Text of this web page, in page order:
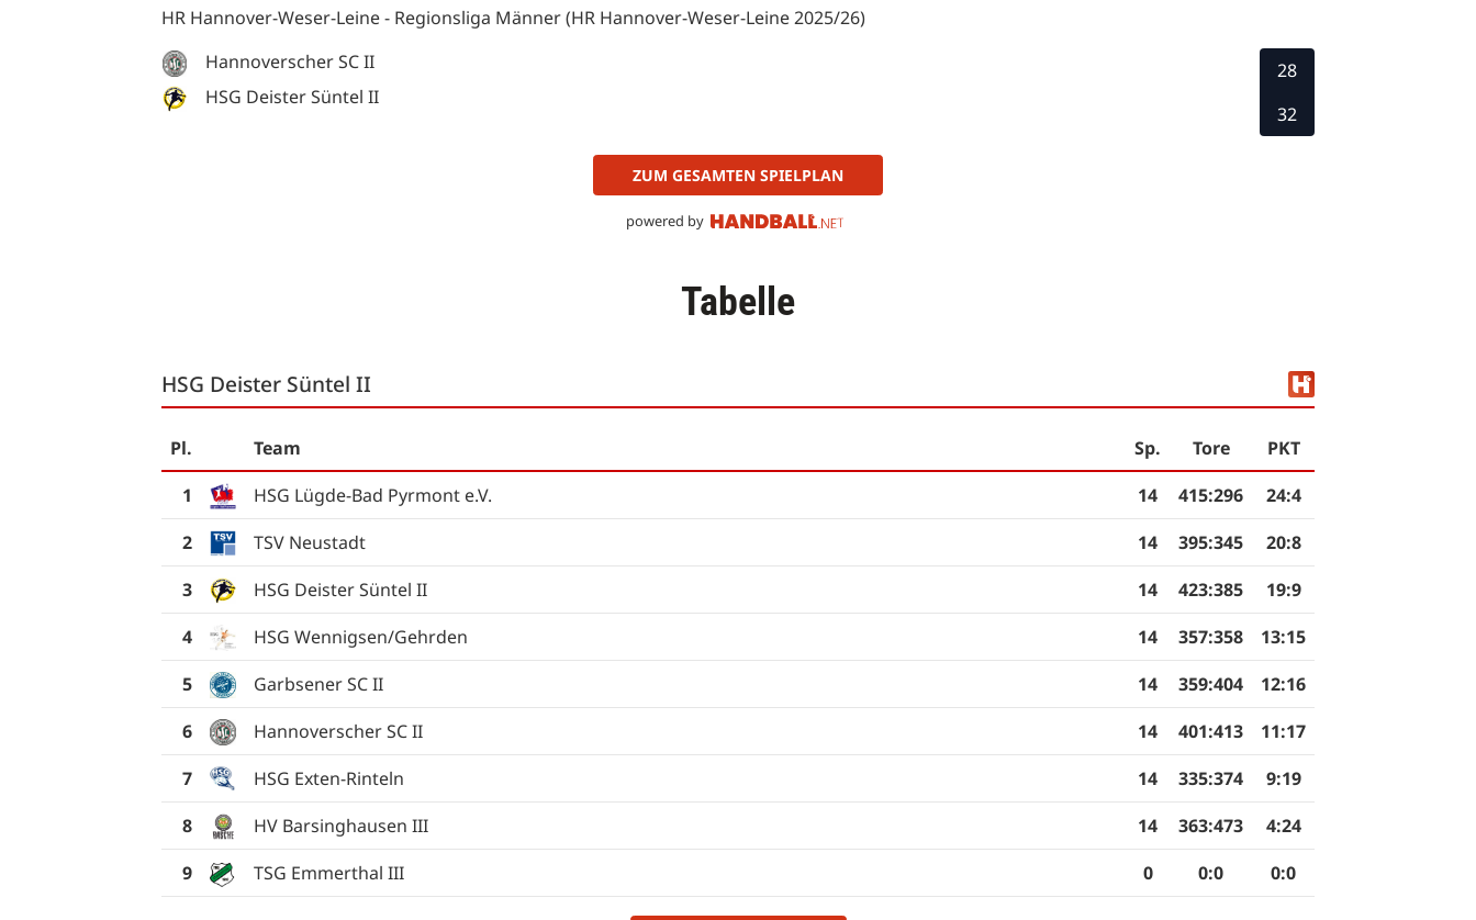
HR Hannover-Weser-Leine - Regionsliga Männer (HR Hannover-Weser-Leine 2025/26)
Hannoverscher SC II
HSG Deister Süntel II
28
32
ZUM GESAMTEN SPIELPLAN
powered by
Tabelle
HSG Deister Süntel II
Pl. Team Sp. Tore
PKT
1
HSG Lügde-Bad Pyrmont e.V. 14 415:296
24:4
2
TSV Neustadt 14 395:345
20:8
3
HSG Deister Süntel II 14 423:385
19:9
4
HSG Wennigsen/Gehrden 14 357:358
13:15
5
Garbsener SC II 14 359:404
12:16
6
Hannoverscher SC II 14 401:413
11:17
7
HSG Exten-Rinteln 14 335:374
9:19
8
HV Barsinghausen III 14 363:473
4:24
9
TSG Emmerthal III 0 0:0 0:0